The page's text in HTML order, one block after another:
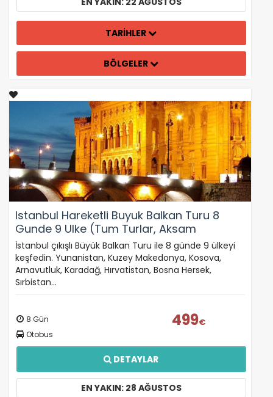
TARİHLER
BÖLGELER
Istanbul Hareketli Buyuk Balkan Turu 8
Gunde 9 Ulke (Tum Turlar, Aksam
Yemekleri ve Balkan Geceleri Dahil)
İstanbul çıkışlı Büyük Balkan Turu ile 8 günde 9 ülkeyi
keşfedin. Yunanistan, Kuzey Makedonya, Kosova,
Arnavutluk, Karadağ, Hırvatistan, Bosna Hersek,
Sırbistan…
8 Gün
Otobus
499€
DETAYLAR
EN YAKIN: 28 AĞUSTOS